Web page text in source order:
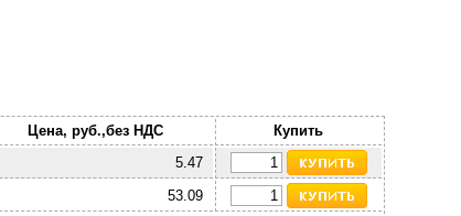
Цена, руб.,без НДС
Купить
5.47
53.09